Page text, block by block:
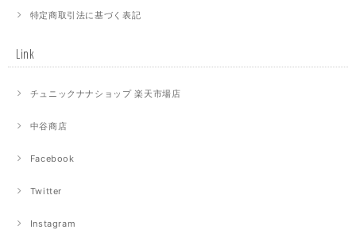
特定商取引法に基づく表記
Link
チュニックナナショップ 楽天市場店
中谷商店
Facebook
Twitter
Instagram